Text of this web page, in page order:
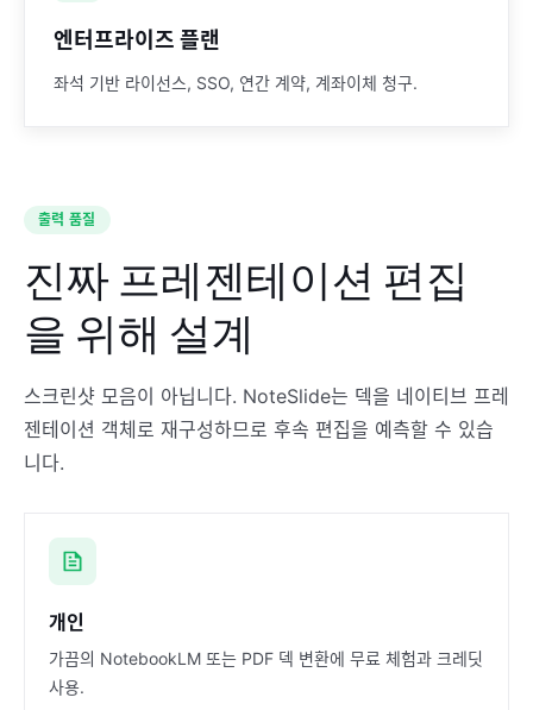
엔터프라이즈 플랜
좌석 기반 라이선스, SSO, 연간 계약, 계좌이체 청구.
출력 품질
진짜 프레젠테이션 편집
을 위해 설계
스크린샷 모음이 아닙니다. NoteSlide는 덱을 네이티브 프레
젠테이션 객체로 재구성하므로 후속 편집을 예측할 수 있습
니다.
개인
가끔의 NotebookLM 또는 PDF 덱 변환에 무료 체험과 크레딧
사용.